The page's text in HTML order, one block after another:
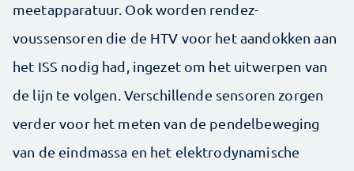
meetapparatuur. Ook worden rendez-
voussensoren die de HTV voor het aandokken aan
het ISS nodig had, ingezet om het uitwerpen van
de lijn te volgen. Verschillende sensoren zorgen
verder voor het meten van de pendelbeweging
van de eindmassa en het elektrodynamische